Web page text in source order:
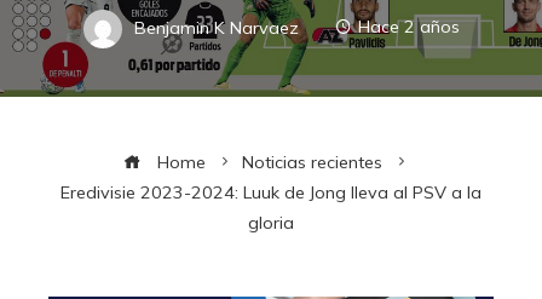
Benjamin K Narvaez Hace 2 años
Home
Noticias recientes
Eredivisie 2023-2024: Luuk de Jong lleva al PSV a la
gloria